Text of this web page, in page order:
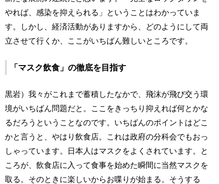
やれば、感染を抑えられる」ということはわかっていま
す。しかし、経済活動がありますから、どのようにして両
立させて行くか、ここがいちばん難しいところです。
「マスク飲食」の徹底を目指す
黒岩）我々がこれまで蓄積したなかで、飛沫が飛び交う環
境がいちばん問題だと。ここをきっちり抑えれば何とかな
るだろうということなのです。いちばんのポイントはどこ
かと言うと、やはり飲食店。これは政府の分科会でもおっ
しゃっています。日本人はマスクをよくされています。と
ころが、飲食店に入って食事を始めた瞬間に当然マスクを
取る。そのときに楽しいからお喋りが始まる。そうする